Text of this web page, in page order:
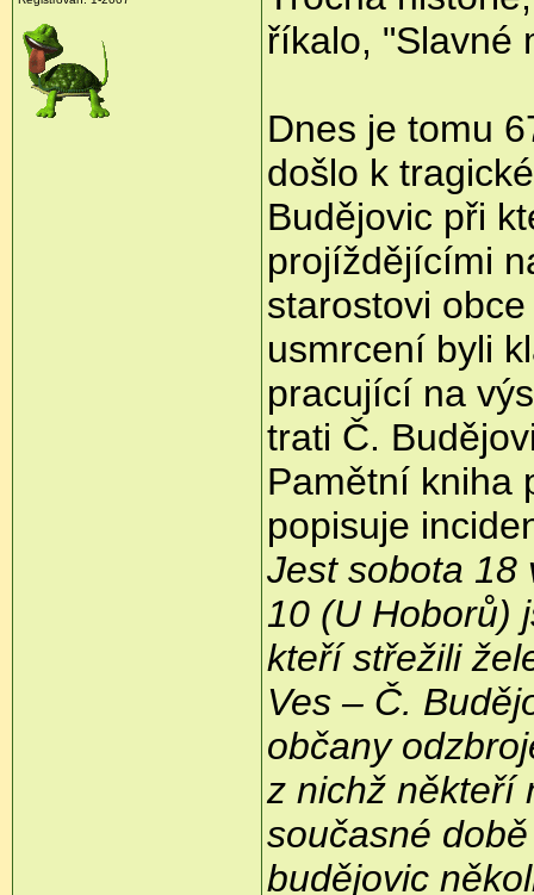
říkalo, "Slavné
Dnes je tomu
došlo k
Budějovic při
projíždějícími
starostovi
usmrcení byli
pracující na
trati Č.
Pamětní kniha
popisuje
Jest sobota 18
10 (U Hoborů)
kteří střežili
Ves – Č.
občany
z nichž někteří
současné
budějovic